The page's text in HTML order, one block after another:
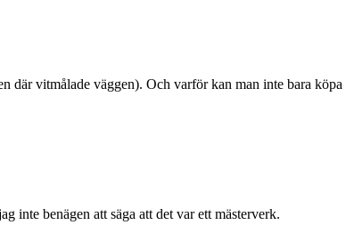
där vitmålade väggen). Och varför kan man inte bara
inte benägen att säga att det var ett mästerverk.